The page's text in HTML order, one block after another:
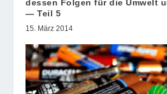
dessen Folgen für die Umwelt
— Teil 5
15. März 2014